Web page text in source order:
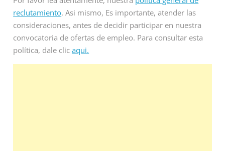
reclutamiento. Asi mismo, Es importante, atender las
consideraciones, antes de decidir participar en nuestra
convocatoria de ofertas de empleo. Para consultar esta
política, dale clicaqui.